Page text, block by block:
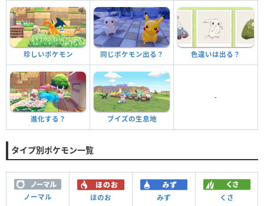
珍しいポケモン 同じポケモン出る？ 色違いは出る？
進化する？ ブイズの生息地
-
タイプ別ポケモン一覧
ノーマル ほのお みず くさ